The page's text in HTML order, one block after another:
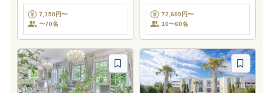
7,150円〜
〜70名
72,600円〜
10〜60名